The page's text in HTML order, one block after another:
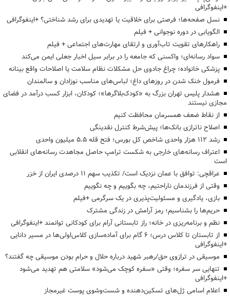
+اینفوگرافی
نسل صفحه‌ها؛ فرصتی برای خلاقیت یا تهدیدی برای رشد شناختی؟ +اینفوگرافی
الگویابی در دوره نوجوانی + فیلم
راهکارهای تقویت تاب‌آوری و ارتقای مهارت‌های اجتماعی + فیلم
سواد رسانه‌ای؛ واکسنی که جامعه را در برابر سیل اخبار جعلی ایمن می‌کند
پزشکی خانواده؛ چراغ جادوی حل مشکلات نظام سلامت یا اصلاحات واقع بینانه
فرمول خنک شدن در روزهای داغ؛ لباس‌های مناسب نوزادان و سالمندان
هشدار پلیس تهران بزرگ به «کودک‌بلاگرها»؛ کودکان، ابزار کسب درآمد در فضای
مجازی نیستند
از نقاط ضعف همسرمان محافظت کنیم
اصلاح ناترازی بانک‌ها؛ پیش‌شرط کنترل نقدینگی
رشد ۱۱۲ هزار واحدی شاخص کل بورس؛ فتح قله ۵.۵ میلیون واحدی
اعتراف رسانه‌های خارجی به شکست ترامپ حاصل مجاهدت رسانه‌های انقلابی
است
عراقچی: توافق با عمان نزدیک است/ تکذیب سهم ۱۱ درصدی ایران از خزر
وقتی از فرزندمان ناراحتیم، چه بگوییم و چه نگوییم
بازی، یادگیری و مسئولیت‌پذیری در یک سرگرمی +فیلم
حریم‌ها را بشناسیم؛ رمز آرامش در زندگی مشترک
نظم و برنامه‌ریزی در خانه؛ راز تابستانی آرام برای کودکانی توانمند +اینفوگرافی
از تابستان تا کلاس درس؛ ۶ گام برای آماده‌سازی کلاس‌اولی‌ها در مسیر دانایی
+اینفوگرافی
موسیقی در ترازوی حق/رهبر شهید درباره حلال و حرام بودن موسیقی چه گفتند؟
تنهایی سر سفره؛ وقتی «سفره کوچک می‌شود» سلامتی هم تهدید می‌شود
+اینفوگرافی
اعلام اسامی ژل‌های تسکین‌دهنده و شست‌وشوی پوست غیرمجاز